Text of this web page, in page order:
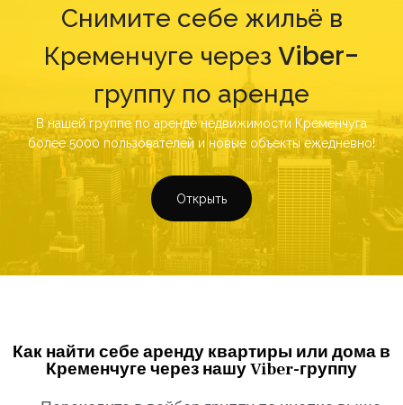
Снимите себе жильё в
Кременчуге через Viber-
группу по аренде
В нашей группе по аренде недвижимости Кременчуга
более 5000 пользователей и новые объекты ежедневно!
Открыть
Как найти себе аренду квартиры или дома в
Кременчуге через нашу Viber-группу